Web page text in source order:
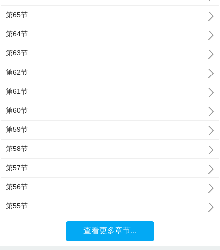
第65节
第64节
第63节
第62节
第61节
第60节
第59节
第58节
第57节
第56节
第55节
查看更多章节...